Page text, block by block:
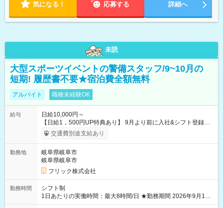
気になる！ 応募する 詳細へ
未読
大型スポーツイベントの警備スタッフ/9~10月の
短期! 履歴書不要★宿泊費全額無料
アルバイト 職種未経験OK
給与
日給10,000円～
【日給1，500円UP特典あり】 9月より前に入社&シフト登録す
ると 期間中(9/16~10/23) の日給がUP! 日給1万1500円でしっか
り稼げます♪ 【試用期間】試用期間なし
交通費別途支給あり
勤務地
岐阜県岐阜市
岐阜県岐阜市
フリック株式会社
勤務時間
シフト制
1日あたりの実働時間：最大8時間/日 ★勤務期間 2026年9月16
日~2026年10月23日 短期勤務OK! 期間中フル勤務できる方優遇